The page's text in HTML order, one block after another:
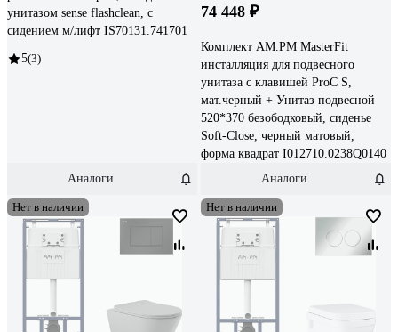
унитазом sense flashclean, с
сидением м/лифт IS70131.741701
5(3)
Аналоги
74 448 ₽
Комплект AM.PM MasterFit
инсталляция для подвесного
унитаза с клавишей ProC S,
мат.черный + Унитаз подвесной
520*370 безободковый, сиденье
Soft-Close, черный матовый,
форма квадрат I012710.0238Q0140
Аналоги
Нет в наличии Нет в наличии